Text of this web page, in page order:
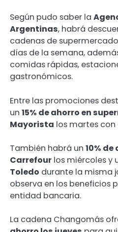
Según pudo saber la
Argentinas, habrá
cadenas de
días de la semana,
comidas rápidas,
gastronómicos.
Entre las promociones
un 15% de ahorro en
Mayorista los martes con
También habrá un 10%
Carrefour los miércoles y
Toledo durante la misma
observa en los beneficios
entidad bancaria.
La cadena Changomás